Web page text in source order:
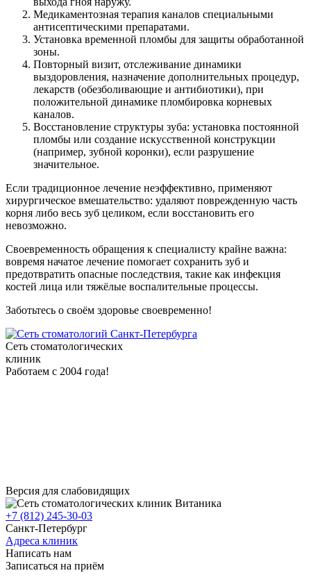
Медикаментозная терапия каналов специальными
антисептическими препаратами.
Установка временной пломбы для защиты обработанной
зоны.
Повторный визит, отслеживание динамики
выздоровления, назначение дополнительных процедур,
лекарств (обезболивающие и антибиотики), при
положительной динамике пломбировка корневых
каналов.
Восстановление структуры зуба: установка постоянной
пломбы или создание искусственной конструкции
(например, зубной коронки), если разрушение
значительное.
Если традиционное лечение неэффективно, применяют
хирургическое вмешательство: удаляют поврежденную часть
корня либо весь зуб целиком, если восстановить его
невозможно.
Своевременность обращения к специалисту крайне важна:
вовремя начатое лечение помогает сохранить зуб и
предотвратить опасные последствия, такие как инфекция
костей лица или тяжёлые воспалительные процессы.
Заботьтесь о своём здоровье своевременно!
Сеть стоматологических
клиник
Работаем с 2004 года!
Версия для слабовидящих
+7 (812) 245-30-03
Санкт-Петербург
Адреса клиник
Написать нам
Записаться на приём